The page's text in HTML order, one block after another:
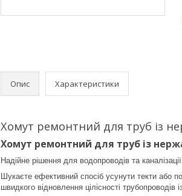
Опис Характеристики
Хомут ремонтний для труб із
Хомут ремонтний для труб із
Надійне рішення для водопроводів та каналізації
Шукаєте ефективний спосіб усунути текти або
швидкого відновлення цілісності